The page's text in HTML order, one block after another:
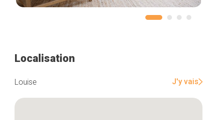
Localisation
Louise J'y vais